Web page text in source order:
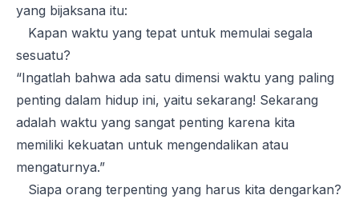
yang bijaksana itu:
Kapan waktu yang tepat untuk memulai segala
sesuatu?
“Ingatlah bahwa ada satu dimensi waktu yang paling
penting dalam hidup ini, yaitu sekarang! Sekarang
adalah waktu yang sangat penting karena kita
memiliki kekuatan untuk mengendalikan atau
mengaturnya.”
Siapa orang terpenting yang harus kita dengarkan?